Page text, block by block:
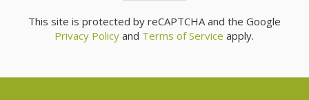
This site is protected by reCAPTCHA and the Google
Privacy Policy and Terms of Service apply.